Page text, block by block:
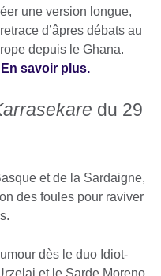
une version longue,
d’âpres débats au
depuis le Ghana.
En savoir plus.
du 29
et de la Sardaigne,
des foules pour raviver
dès le duo Idiot-
et le Sarde Moreno